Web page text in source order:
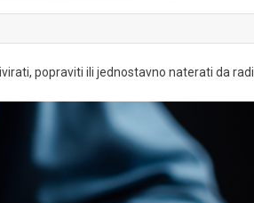
popraviti ili jednostavno naterati da radi.